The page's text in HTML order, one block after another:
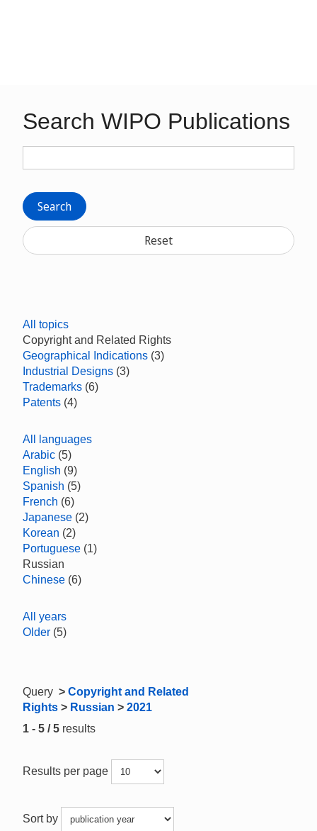
Search WIPO Publications
Search
Reset
All topics
Copyright and Related Rights
Geographical Indications (3)
Industrial Designs (3)
Trademarks (6)
Patents (4)
All languages
Arabic (5)
English (9)
Spanish (5)
French (6)
Japanese (2)
Korean (2)
Portuguese (1)
Russian
Chinese (6)
All years
Older (5)
Query > Copyright and Related
Rights > Russian > 2021
1 - 5 / 5 results
Results per page
Sort by